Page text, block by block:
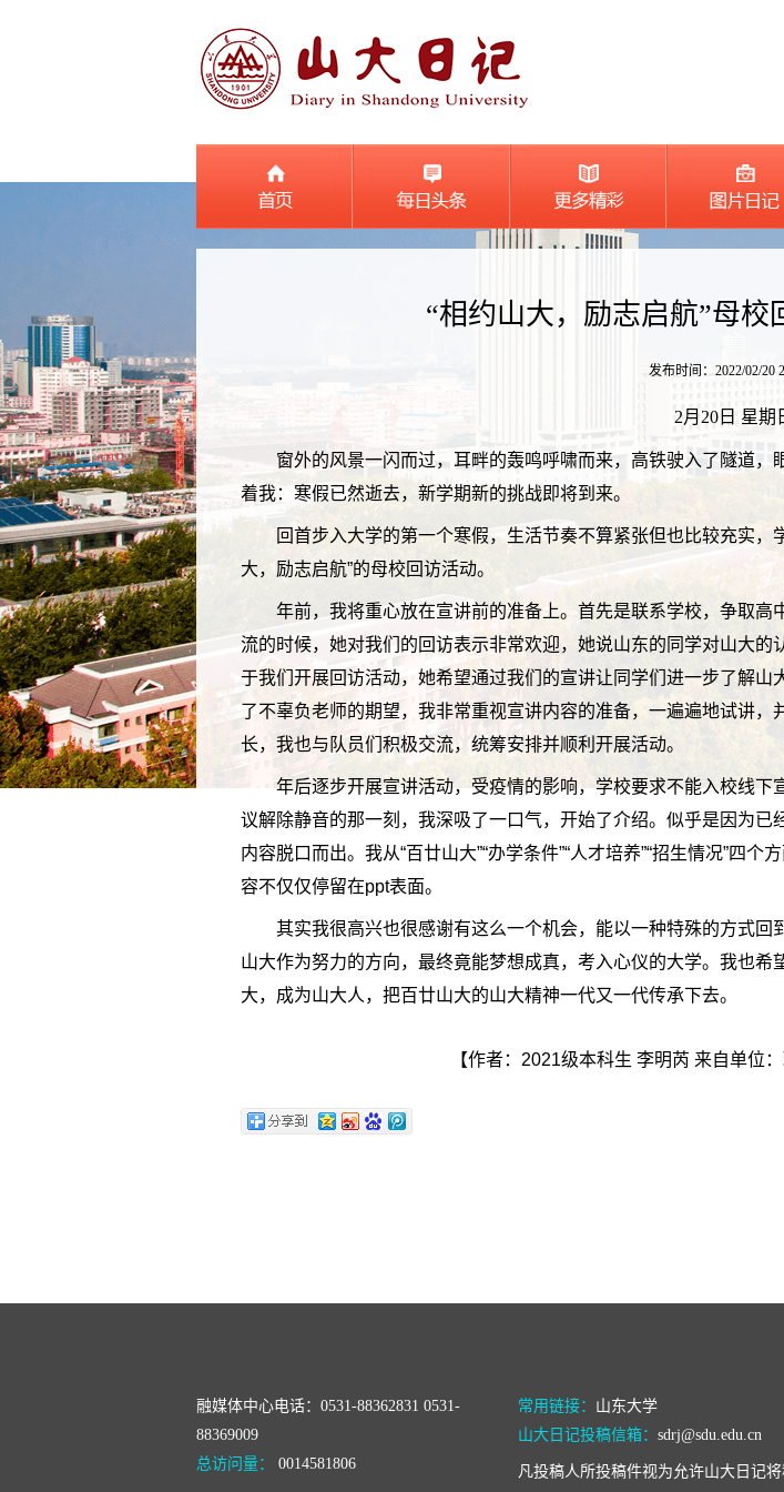
“相约山大，励志启航”母
发布时间：2022/02/20
2月20日 星期
窗外的风景一闪而过，耳畔的轰鸣呼啸而来，高铁驶入了隧道
着我：寒假已然逝去，新学期新的挑战即将到来。
回首步入大学的第一个寒假，生活节奏不算紧张但也比较充实
大，励志启航”的母校回访活动。
年前，我将重心放在宣讲前的准备上。首先是联系学校，争取
流的时候，她对我们的回访表示非常欢迎，她说山东的同学对山大
于我们开展回访活动，她希望通过我们的宣讲让同学们进一步了解
了不辜负老师的期望，我非常重视宣讲内容的准备，一遍遍地试讲
长，我也与队员们积极交流，统筹安排并顺利开展活动。
年后逐步开展宣讲活动，受疫情的影响，学校要求不能入校线
议解除静音的那一刻，我深吸了一口气，开始了介绍。似乎是因为
内容脱口而出。我从“百廿山大”“办学条件”“人才培养”“招生情况”四
容不仅仅停留在ppt表面。
其实我很高兴也很感谢有这么一个机会，能以一种特殊的方式
山大作为努力的方向，最终竟能梦想成真，考入心仪的大学。我也
大，成为山大人，把百廿山大的山大精神一代又一代传承下去。
【作者：2021级本科生 李明芮 来自单位
融媒体中心电话：0531-88362831 0531-
88369009
常用链接： 山东大学
山大日记投稿信箱： sdrj@sdu.edu.cn
总访问量：
0014581806 凡投稿人所投稿件视为允许山大日记